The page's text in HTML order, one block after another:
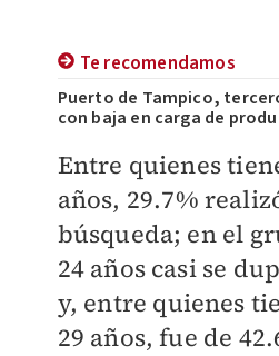
Te recomendamos
Puerto de Tampico,
con baja en carga de
Entre quienes
años, 29.7%
búsqueda; en el
24 años casi se
y, entre quienes
29 años, fue de